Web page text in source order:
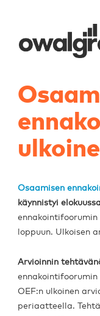
Osaamisen
käynnistyi
ennakointifoorumin
loppuun. Ulkoisen
Arvioinnin
OEF:n ulkoinen
periaatteella.